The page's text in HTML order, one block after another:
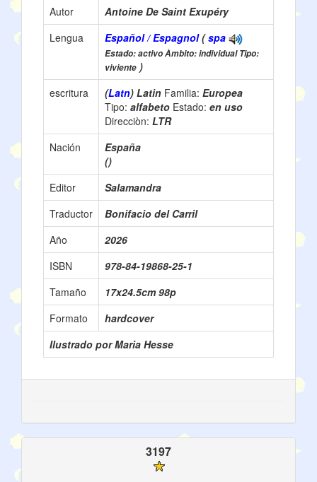
Autor
Antoine De Saint Exupéry
Lengua
Español / Espagnol(spa
Estado: activo Àmbito: individual Tipo:
viviente )
escritura
(Latn) Latin Familia: Europea
Tipo: alfabeto Estado: en uso
Direcciòn: LTR
Nación
España
()
Editor
Salamandra
Traductor
Bonifacio del Carril
Año
2026
ISBN
978-84-19868-25-1
Tamaño
17x24.5cm 98p
Formato
hardcover
Ilustrado por Maria Hesse
3197